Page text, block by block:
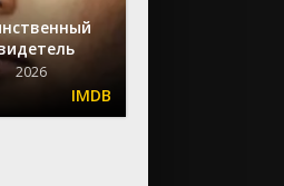
2026